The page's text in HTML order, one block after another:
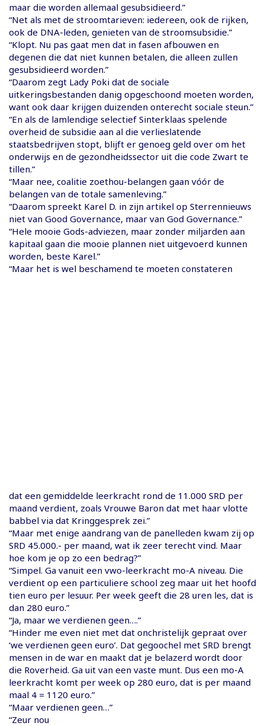
maar die worden allemaal gesubsidieerd.”
“Net als met de stroomtarieven: iedereen, ook de rijken,
ook de DNA-leden, genieten van de stroomsubsidie.”
“Klopt. Nu pas gaat men dat in fasen afbouwen en
degenen die dat niet kunnen betalen, die alleen zullen
gesubsidieerd worden.”
“Daarom zegt Lady Poki dat de sociale
uitkeringsbestanden danig opgeschoond moeten worden,
want ook daar krijgen duizenden onterecht sociale steun.”
“En als de lamlendige selectief Sinterklaas spelende
overheid de subsidie aan al die verlieslatende
staatsbedrijven stopt, blijft er genoeg geld over om het
onderwijs en de gezondheidssector uit die code Zwart te
tillen.”
“Maar nee, coalitie zoethou-belangen gaan vóór de
belangen van de totale samenleving.”
“Daarom spreekt Karel D. in zijn artikel op Sterrennieuws
niet van Good Governance, maar van God Governance.”
“Hele mooie Gods-adviezen, maar zonder miljarden aan
kapitaal gaan die mooie plannen niet uitgevoerd kunnen
worden, beste Karel.”
“Maar het is wel beschamend te moeten constateren
dat een gemiddelde leerkracht rond de 11.000 SRD per
maand verdient, zoals Vrouwe Baron dat met haar vlotte
babbel via dat Kringgesprek zei.”
“Maar met enige aandrang van de panelleden kwam zij op
SRD 45.000.- per maand, wat ik zeer terecht vind. Maar
hoe kom je op zo een bedrag?”
“Simpel. Ga vanuit een vwo-leerkracht mo-A niveau. Die
verdient op een particuliere school zeg maar uit het hoofd
tien euro per lesuur. Per week geeft die 28 uren les, dat is
dan 280 euro.”
“Ja, maar we verdienen geen….”
“Hinder me even niet met dat onchristelijk gepraat over
‘we verdienen geen euro’. Dat gegoochel met SRD brengt
mensen in de war en maakt dat je belazerd wordt door
die Roverheid. Ga uit van een vaste munt. Dus een mo-A
leerkracht komt per week op 280 euro, dat is per maand
maal 4 = 1120 euro.”
“Maar verdienen geen…”
“Zeur nou